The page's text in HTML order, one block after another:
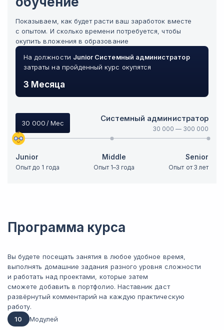
Показываем, как будет расти ваш заработок вместе
с опытом. И сколько времени потребуется, чтобы
окупить вложения в образование
На должности Junior Системный администратор
затраты на пройденный курс окупятся
3 Месяца
30 000 / Мес Системный администратор
30 000 — 300 000
Junior
Опыт до 1 года
Middle
Опыт 1–3 года
Senior
Опыт от 3 лет
Программа курса
Вы будете посещать занятия в любое удобное время,
выполнять домашние задания разного уровня сложности
и работать над проектами, которые затем
сможете добавить в портфолио. Наставник даст
развёрнутый комментарий на каждую практическую
работу.
10
Модулей